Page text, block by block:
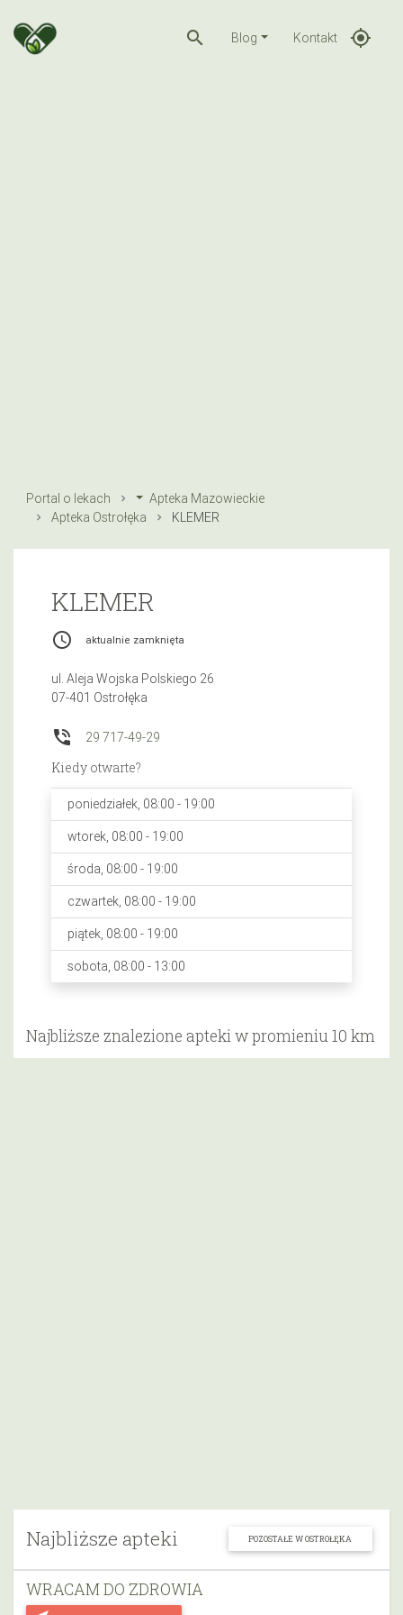
search Blog Kontakt gps_fixed
Portal o lekach
Apteka Mazowieckie
Apteka Ostrołęka
KLEMER
Najbliższe apteki POZOSTAŁE W OSTROŁĘKA
WRACAM DO ZDROWIA
KLEMER
access_time aktualnie zamknięta
ul. Aleja Wojska Polskiego 26
07-401 Ostrołęka
phone_in_talk 29 717-49-29
Kiedy otwarte?
poniedziałek, 08:00 - 19:00
wtorek, 08:00 - 19:00
środa, 08:00 - 19:00
czwartek, 08:00 - 19:00
piątek, 08:00 - 19:00
sobota, 08:00 - 13:00
Najbliższe znalezione apteki w promieniu 10 km